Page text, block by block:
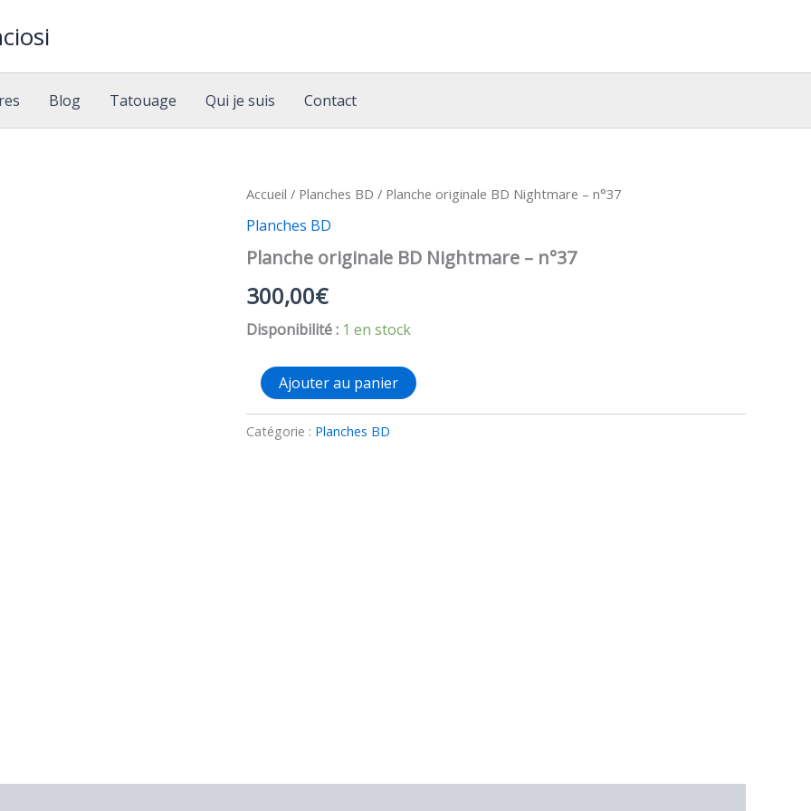
Blog Tatouage Qui je suis Contact
Accueil / Planches BD / Planche originale BD Nightmare – n°37
Planches BD
Planche originale BD Nightmare – n°37
300,00€
Disponibilité : 1 en stock
quantité
Planche
originale
Ajouter au panier
Catégorie : Planches BD